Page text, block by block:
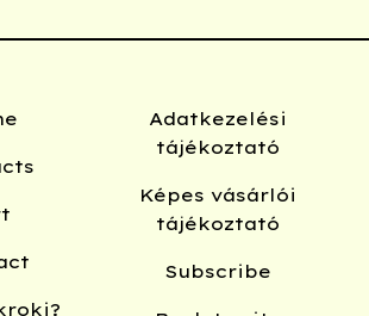
Adatkezelési
tájékoztató
Képes vásárlói
tájékoztató
Subscribe